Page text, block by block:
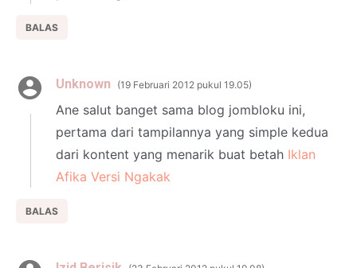
BALAS
Unknown 19 Februari 2012 pukul 19.05
Ane salut banget sama blog jombloku ini,
pertama dari tampilannya yang simple kedua
dari kontent yang menarik buat betah Iklan
Afika Versi Ngakak
BALAS